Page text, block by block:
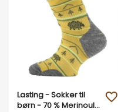
Lasting - Sokker til
børn - 70 % Merinould
favorite_outline